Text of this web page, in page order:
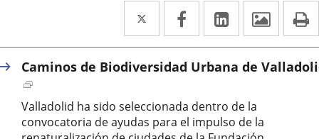
Twitter
Enlace
a
una
externa.
Facebook
Enlace
a
una
externa.
LinkedIn
Enlace
a
una
externa.
Caminos de Biodiversidad Urbana de
Enlace
a
una
aplicación
Valladolid ha sido seleccionada dentro de la
convocatoria de ayudas para el impulso de la